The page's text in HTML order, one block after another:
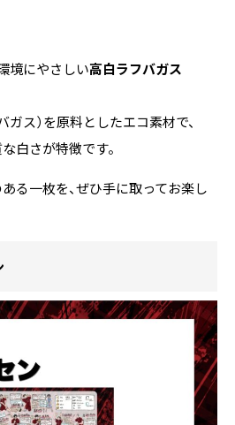
境にやさしい高白ラフバガス
ス）を原料としたエコ素材で、
白さが特徴です。
る一枚を、ぜひ手に取ってお楽し